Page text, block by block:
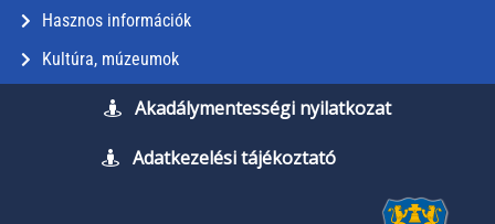
Hasznos információk
Kultúra, múzeumok
Akadálymentességi nyilatkozat
Adatkezelési tájékoztató